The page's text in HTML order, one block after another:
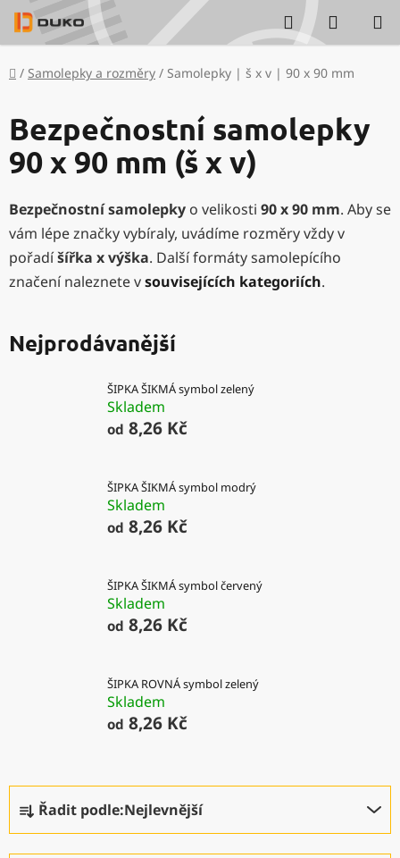
Přejít
na
obsah
Hledat
KOŠÍK
Domů
/ Samolepky a rozměry / Samolepky | š x v | 90 x 90 mm
Bezpečnostní samolepky
90 x 90 mm (š x v)
Bezpečnostní samolepky o velikosti 90 x 90 mm. Aby se
vám lépe značky vybíraly, uvádíme rozměry vždy v
pořadíšířka x výška. Další formáty samolepícího
značení naleznete vsouvisejících kategoriích.
Nejprodávanější
ŠIPKA ŠIKMÁ symbol zelený
Skladem
od 8,26 Kč
ŠIPKA ŠIKMÁ symbol modrý
Skladem
od 8,26 Kč
ŠIPKA ŠIKMÁ symbol červený
Skladem
od 8,26 Kč
ŠIPKA ROVNÁ symbol zelený
Skladem
od 8,26 Kč
Ř
z
Řadit podle:Nejlevnější